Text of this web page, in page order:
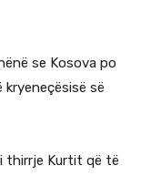
se Kosova po
së
thirrje Kurtit që të